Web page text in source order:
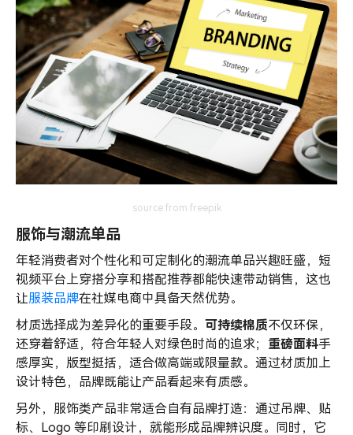
source from freepik
服饰与潮流单品
年轻消费者对个性化和可定制化的潮流单品兴趣旺盛，短
视频平台上穿搭分享和搭配推荐都能快速带动销售，这也
让服装品牌在社媒电商中具备天然优势。
材质选择成为差异化的重要手段。 可持续棉质不仅环保，
还穿着舒适，符合年轻人对绿色时尚的追求； 重磅面料手
感厚实，版型挺括，适合做高端或限量款。通过材质加上
设计特色，品牌既能让产品看起来有质感。
另外，服饰类产品非常适合自有品牌打造：通过吊牌、贴
标、Logo 等印刷设计，就能形成品牌辨识度。同时，它